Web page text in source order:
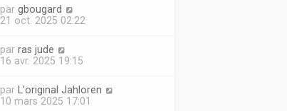
par gbougard
21 oct. 2025 02:22
par ras jude
16 avr. 2025 19:15
par
L'original Jahloren
10 mars 2025 17:01